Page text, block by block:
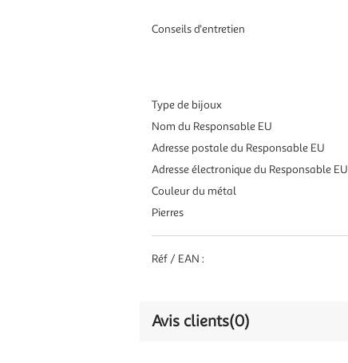
Conseils d'entretien
Type de bijoux
Nom du Responsable EU
Adresse postale du Responsable EU
Adresse électronique du Responsable EU
Couleur du métal
Pierres
Réf / EAN :
Avis clients(0)